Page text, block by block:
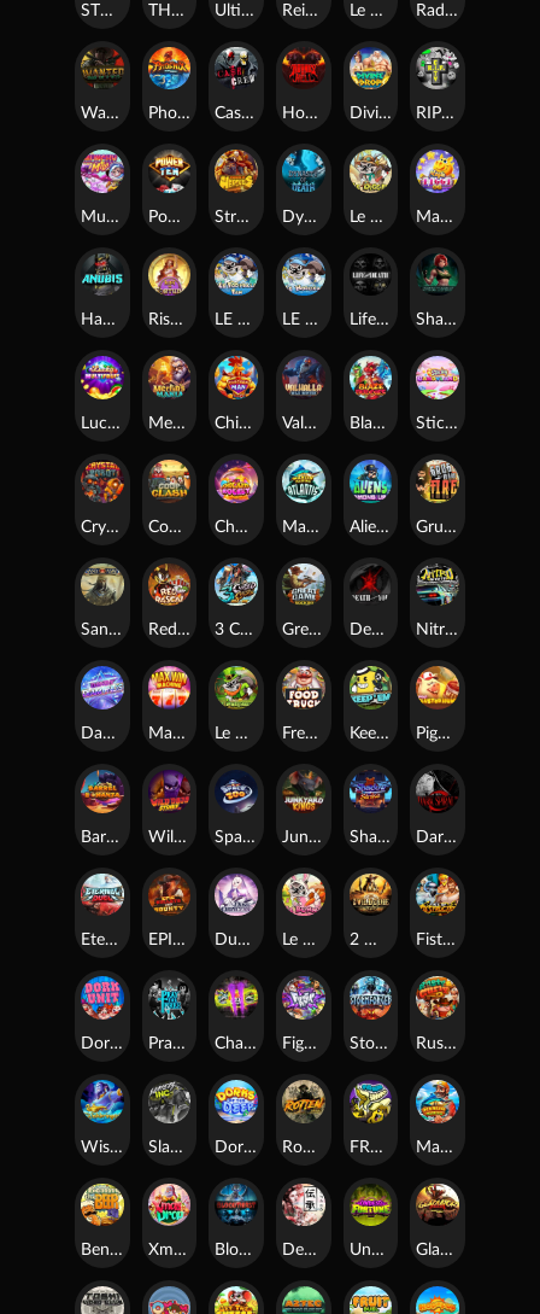
STORMBORN THE WILDWOOD CURSE Ultimate Slot of America Reign of Rome Le Bandit Rad Maxx
Wanted Dead or a Wild Phoenix Cash Crew Hounds Of Hell Divine Drop RIP City
Munchy Milo Power of 10 Strength Of Hercules Dynasty of Death Le Digger Magic Piggy OG
Hand of Anubis Rise of Fortuna LE FOOTBALL FAN LE HOOLIGAN Life and Death Shadow Treasure
Lucky Multifruit Merlin's Mania Chicken Man Valhalla: Wild Winter Blaze Buddies Sticky Candyland
Crystal Robot Coop Clash Chocolate Rocket Marlin Masters Atlantis Aliens Among Us Grug Make Fire
Sand and Ashes Red Rascal™ 3 Cursed Chests™ Great Game Rockies Death Becomes You Nitro Nights
Dandy Diamonds Max Win Machine Le Prechaun Fred's Food Truck Keep 'em Piggy Cluster Hunt
Barrel Bonanza Wild Dojo Strike Space Zoo Junkyard Kings Shadow Strike Dark Spiral
Eternal Duel EPIC BULLETS & BOUNTY Dusk Princess Le Bunny 2 Wild 2 Die Fist Of Destruction
Dork Unit Pray for Three Chaos Crew 2 Fighter Pit Stormforged Rusty & Curly
Wishbringer Slayers Inc Dorks of The Deep Rotten FRKN Bananas Marlin Master
Benny The Beer Xmas Drop Bloodthirst Densho Undead Fortune Gladiator Legends